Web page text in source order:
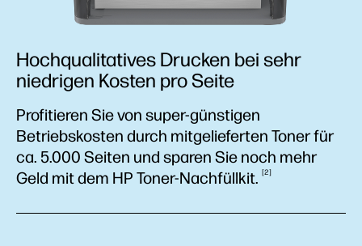
Hochqualitatives Drucken bei sehr
niedrigen Kosten pro Seite
Profitieren Sie von super-günstigen
Betriebskosten durch mitgelieferten Toner für
ca. 5.000 Seiten und sparen Sie noch mehr
Geld mit dem HP Toner-Nachfüllkit. 2